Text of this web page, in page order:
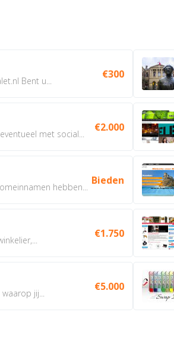
Bent u...
€300
met social...
€2.000
hebben...
Bieden
€1.750
jij...
€5.000